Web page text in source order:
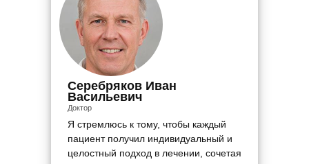
Серебряков Иван
Васильевич
Доктор
Я стремлюсь к тому, чтобы каждый
пациент получил индивидуальный и
целостный подход в лечении, сочетая